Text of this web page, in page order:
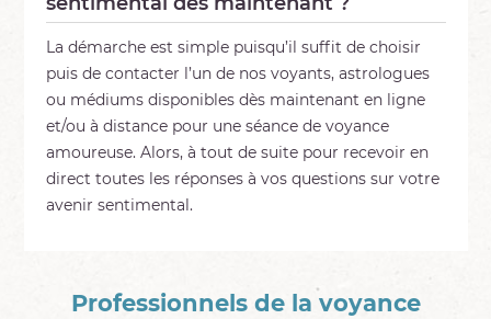
La démarche est simple puisqu’il suffit de choisir
puis de contacter l’un de nos voyants, astrologues
ou médiums disponibles dès maintenant en ligne
et/ou à distance pour une séance de voyance
amoureuse. Alors, à tout de suite pour recevoir en
direct toutes les réponses à vos questions sur votre
avenir sentimental.
Professionnels de la voyance